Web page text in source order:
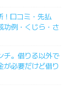
口コミ・先払
功例・くじら・さ
チ。借りる以外で
が必要だけど借り